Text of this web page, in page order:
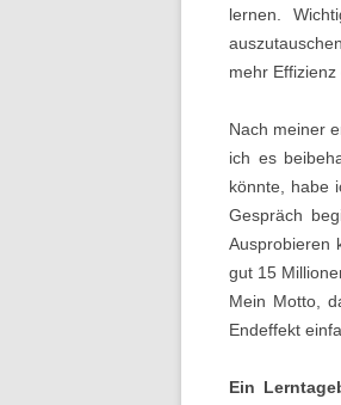
lernen.
mehr Effizienz
Nach meiner
ich es
könnte, habe
Gespräch
Ausprobieren
gut 15
Mein Motto,
Endeffekt
Ein